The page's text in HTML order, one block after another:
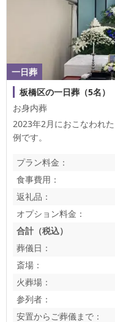
一日葬
板橋区の一日葬（5名）
お身内葬
2023年2月におこなわれた
例です。
プラン料金：
食事費用：
返礼品：
オプション料金：
合計（税込）
葬儀日：
斎場：
火葬場：
参列者：
安置からご葬儀まで：